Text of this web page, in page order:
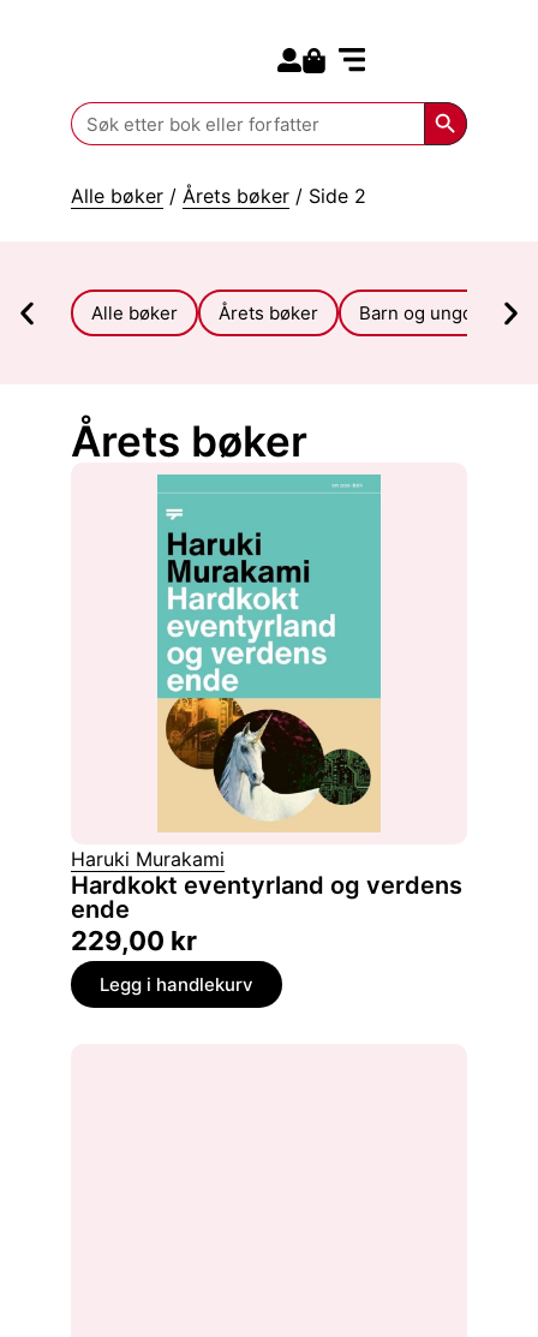
Search
for:
Search
Alle bøker / Årets bøker / Side 2
Alle bøker Årets bøker Barn og ungdom
Årets bøker
Haruki Murakami
Hardkokt eventyrland og verdens
ende
229,00 kr
Legg i handlekurv